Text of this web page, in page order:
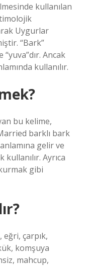
kullanılan
Uygurlar
“Bark”
Ancak
kullanılır.
bu kelime,
barklı bark
gelir ve
kullanılır. Ayrıca
gibi
çarpık,
komşuya
mahcup,